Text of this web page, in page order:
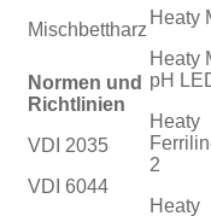
Mischbettharz
Normen und
Richtlinien
VDI 2035
VDI 6044
Heaty
Heaty
pH
Heaty
2
Heaty